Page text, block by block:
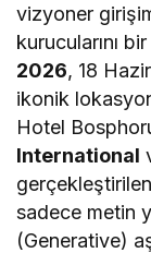
vizyoner
kurucularını
2026, 18
ikonik
Hotel
International
sadece metin
(Generative)